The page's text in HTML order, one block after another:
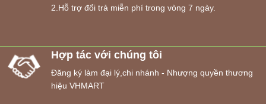
2.Hỗ trợ đổi trả miễn phí trong vòng 7 ngày.
Hợp tác với chúng tôi
Đăng ký làm đại lý,chi nhánh - Nhượng quyền thương
hiệu VHMART